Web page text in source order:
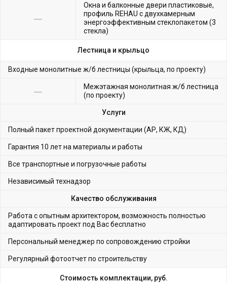
Окна и балконные двери пластиковые,
профиль REHAU с двухкамерным
энергоэффективным стеклопакетом (3
стекла)
Лестница и крыльцо
Входные монолитные ж/б лестницы (крыльца, по проекту)
Межэтажная монолитная ж/б лестница
(по проекту)
Услуги
Полный пакет проектной документации (АР, КЖ, КД)
Гарантия 10 лет на материалы и работы
Все транспортные и погрузочные работы
Независимый технадзор
Качество обслуживания
Работа с опытным архитектором, возможность полностью
адаптировать проект под Вас бесплатно
Персональный менеджер по сопровождению стройки
Регулярный фотоотчет по строительству
Стоимость комплектации, руб.